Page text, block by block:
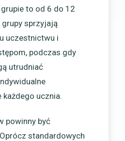
to od 6 do 12
sprzyjają
uczestnictwu i
podczas gdy
utrudniać
każdego ucznia.
powinny być
standardowych